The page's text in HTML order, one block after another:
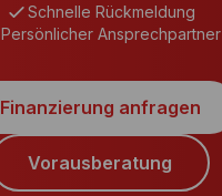
Schnelle Rückmeldung
Persönlicher Ansprechpartner
Finanzierung anfragen
Vorausberatung